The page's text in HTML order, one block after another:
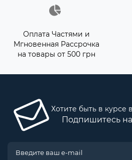
Оплата Частями и
Мгновенная Рассрочка
на товары от 500 грн
Хотите быть в курсе
Подпишитесь